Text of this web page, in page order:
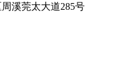
溪莞太大道285号